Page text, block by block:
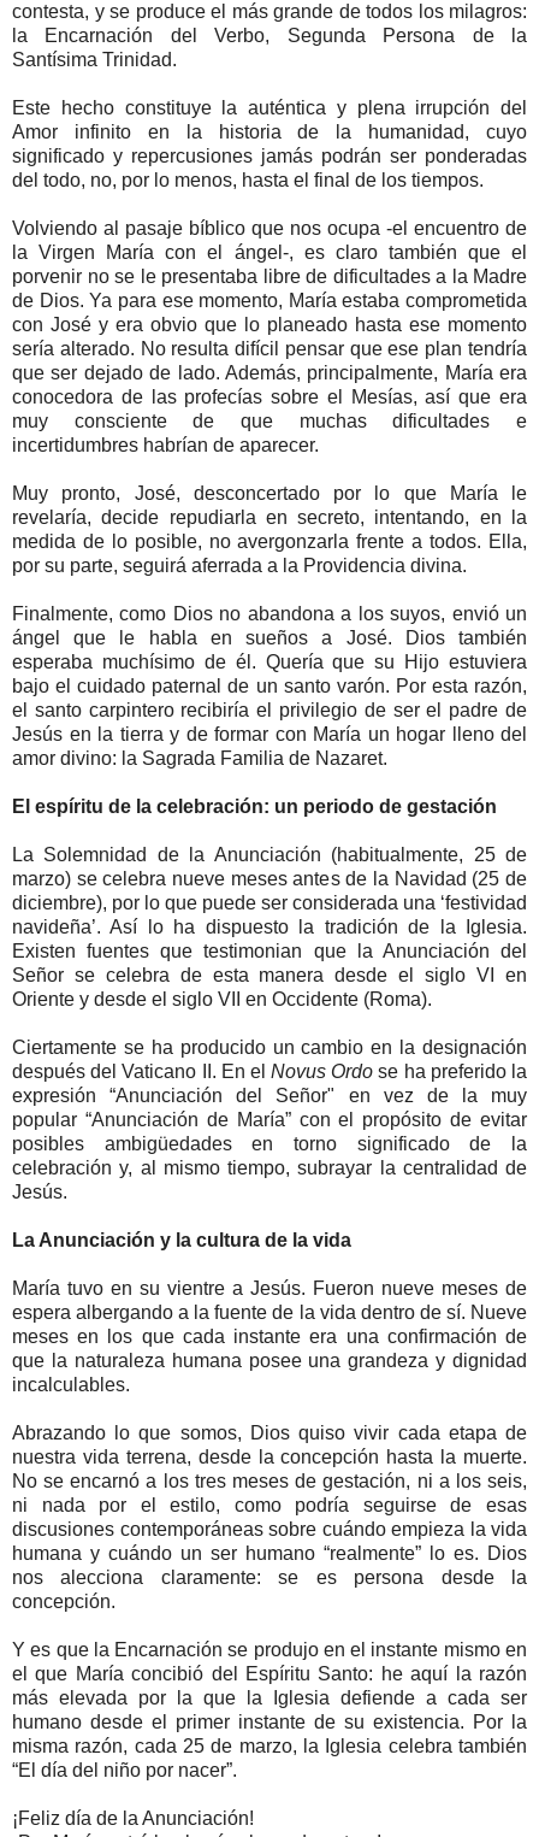
contesta, y se produce el más grande de todos los milagros:
la Encarnación del Verbo, Segunda Persona de la
Santísima Trinidad.
Este hecho constituye la auténtica y plena irrupción del
Amor infinito en la historia de la humanidad, cuyo
significado y repercusiones jamás podrán ser ponderadas
del todo, no, por lo menos, hasta el final de los tiempos.
Volviendo al pasaje bíblico que nos ocupa -el encuentro de
la Virgen María con el ángel-, es claro también que el
porvenir no se le presentaba libre de dificultades a la Madre
de Dios. Ya para ese momento, María estaba comprometida
con José y era obvio que lo planeado hasta ese momento
sería alterado. No resulta difícil pensar que ese plan tendría
que ser dejado de lado. Además, principalmente, María era
conocedora de las profecías sobre el Mesías, así que era
muy consciente de que muchas dificultades e
incertidumbres habrían de aparecer.
Muy pronto, José, desconcertado por lo que María le
revelaría, decide repudiarla en secreto, intentando, en la
medida de lo posible, no avergonzarla frente a todos. Ella,
por su parte, seguirá aferrada a la Providencia divina.
Finalmente, como Dios no abandona a los suyos, envió un
ángel que le habla en sueños a José. Dios también
esperaba muchísimo de él. Quería que su Hijo estuviera
bajo el cuidado paternal de un santo varón. Por esta razón,
el santo carpintero recibiría el privilegio de ser el padre de
Jesús en la tierra y de formar con María un hogar lleno del
amor divino: la Sagrada Familia de Nazaret.
El espíritu de la celebración: un periodo de gestación
La Solemnidad de la Anunciación (habitualmente, 25 de
marzo) se celebra nueve meses antes de la Navidad (25 de
diciembre), por lo que puede ser considerada una ‘festividad
navideña’. Así lo ha dispuesto la tradición de la Iglesia.
Existen fuentes que testimonian que la Anunciación del
Señor se celebra de esta manera desde el siglo VI en
Oriente y desde el siglo VII en Occidente (Roma).
Ciertamente se ha producido un cambio en la designación
después del Vaticano II. En elNovus Ordo se ha preferido la
expresión “Anunciación del Señor" en vez de la muy
popular “Anunciación de María” con el propósito de evitar
posibles ambigüedades en torno significado de la
celebración y, al mismo tiempo, subrayar la centralidad de
Jesús.
La Anunciación y la cultura de la vida
María tuvo en su vientre a Jesús. Fueron nueve meses de
espera albergando a la fuente de la vida dentro de sí. Nueve
meses en los que cada instante era una confirmación de
que la naturaleza humana posee una grandeza y dignidad
incalculables.
Abrazando lo que somos, Dios quiso vivir cada etapa de
nuestra vida terrena, desde la concepción hasta la muerte.
No se encarnó a los tres meses de gestación, ni a los seis,
ni nada por el estilo, como podría seguirse de esas
discusiones contemporáneas sobre cuándo empieza la vida
humana y cuándo un ser humano “realmente” lo es. Dios
nos alecciona claramente: se es persona desde la
concepción.
Y es que la Encarnación se produjo en el instante mismo en
el que María concibió del Espíritu Santo: he aquí la razón
más elevada por la que la Iglesia defiende a cada ser
humano desde el primer instante de su existencia. Por la
misma razón, cada 25 de marzo, la Iglesia celebra también
“El día del niño por nacer”.
¡Feliz día de la Anunciación!